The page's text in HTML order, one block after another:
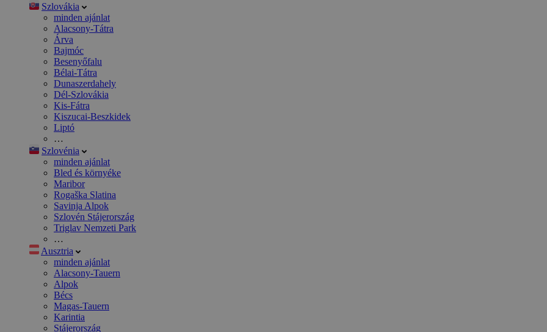
Szlovákia
minden ajánlat
Alacsony-Tátra
Árva
Bajmóc
Besenyőfalu
Bélai-Tátra
Dunaszerdahely
Dél-Szlovákia
Kis-Fátra
Kiszucai-Beszkidek
Liptó
…
Szlovénia
minden ajánlat
Bled és környéke
Maribor
Rogaška Slatina
Savinja Alpok
Szlovén Stájerország
Triglav Nemzeti Park
…
Ausztria
minden ajánlat
Alacsony-Tauern
Alpok
Bécs
Magas-Tauern
Karintia
Stájerország